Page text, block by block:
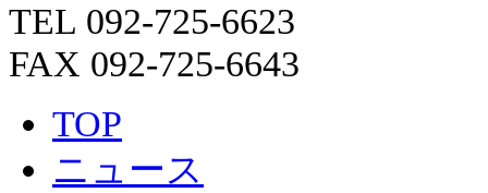
TEL 092-725-6623
FAX 092-725-6643
TOP
ニュース